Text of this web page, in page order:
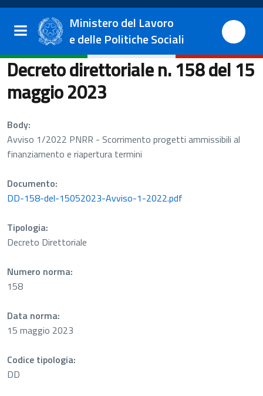
Salta al contenuto principale
Vai al footer
Ministero del Lavoro
e delle Politiche Sociali
Decreto direttoriale n. 158 del 15
maggio 2023
Body:
Avviso 1/2022 PNRR - Scorrimento progetti ammissibili al
finanziamento e riapertura termini
Documento:
DD-158-del-15052023-Avviso-1-2022.pdf
Tipologia:
Decreto Direttoriale
Numero norma:
158
Data norma:
15 maggio 2023
Codice tipologia:
DD